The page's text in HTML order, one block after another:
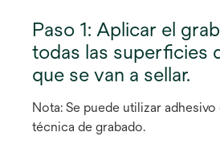
Paso 1: Aplicar el
todas las superficies
que se van a sellar.
Nota: Se puede utilizar adhesivo
técnica de grabado.